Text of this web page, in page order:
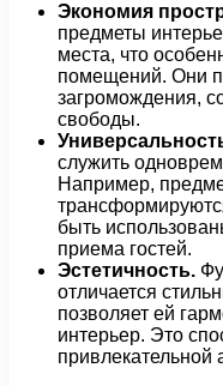
Экономия
предметы
места, что
помещений. Они
загромождения,
свободы.
служить
Например,
быть
приема гостей.
Эстетичность.
отличается
позволяет ей
интерьер. Это